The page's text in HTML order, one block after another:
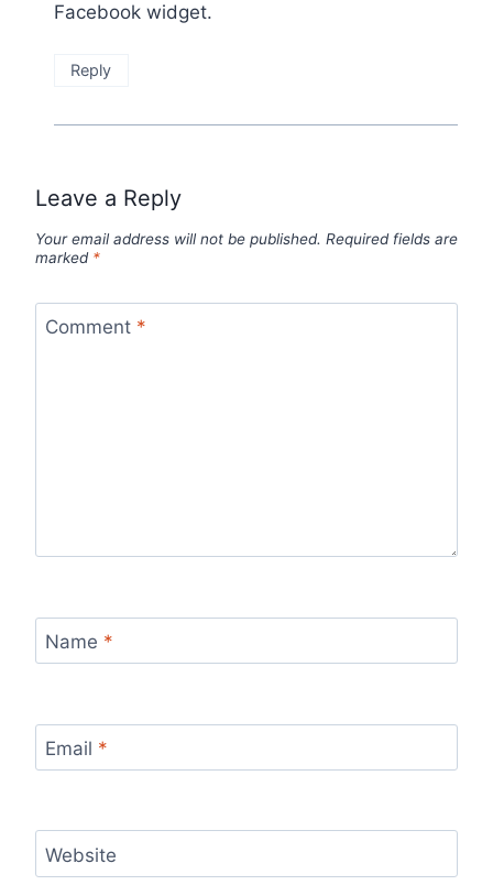
Facebook widget.
Reply
Leave a Reply
Your email address will not be published. Required fields are
marked *
Comment *
Name *
Email *
Website